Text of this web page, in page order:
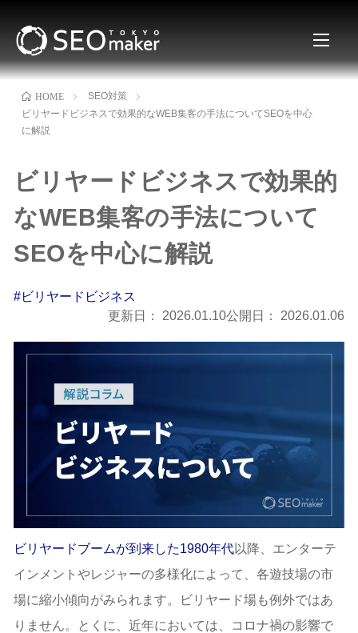
HOME
SEO対策
ビリヤードビジネスで効果的なWEB集客の手法についてSEOを中心
に解説
ビリヤードビジネスで効果的
なWEB集客の手法について
SEOを中心に解説
#ビリヤードビジネス
更新日：
2026.01.10公開日： 2026.01.06
ビリヤードブームが到来した1980年代以降、エンターテ
インメントやレジャーの多様化によって、各遊技場の市
場に縮小傾向がみられます。ビリヤード場も例外ではあ
りません。とくに、近年においては、コロナ禍の影響で